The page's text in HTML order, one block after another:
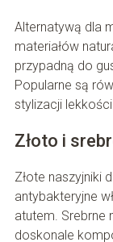
Alternatywą dla
materiałów
przypadną do
Popularne są
stylizacji
Złoto i
Złote naszyjniki
antybakteryjne
atutem. Srebrne
doskonale